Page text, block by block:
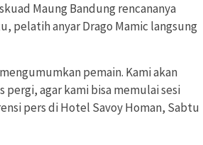
Maung Bandung rencananya
pelatih anyar Drago Mamic langsung
pemain. Kami akan
pergi, agar kami bisa memulai sesi
pers di Hotel Savoy Homan, Sabtu